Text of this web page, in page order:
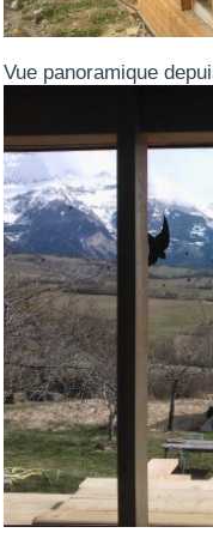
Vue panoramique